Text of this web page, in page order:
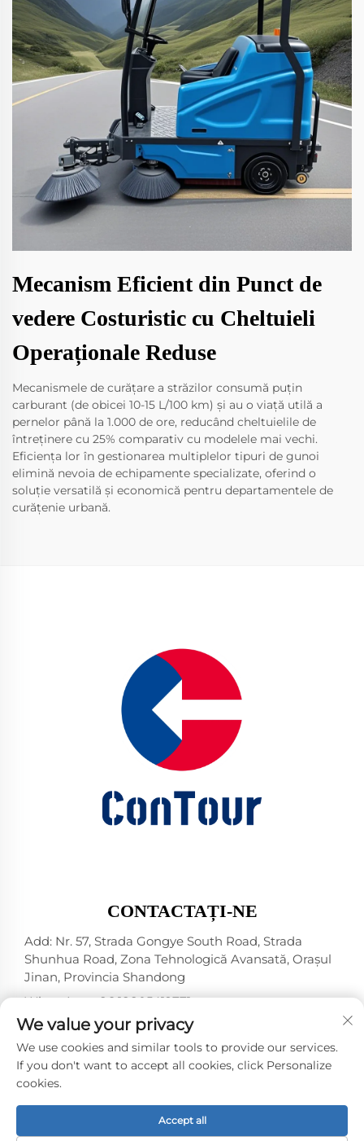
Mecanism Eficient din Punct de
vedere Costuristic cu Cheltuieli
Operaționale Reduse
Mecanismele de curățare a străzilor consumă puțin
carburant (de obicei 10-15 L/100 km) și au o viață utilă a
pernelor până la 1.000 de ore, reducând cheltuielile de
întreținere cu 25% comparativ cu modelele mai vechi.
Eficiența lor în gestionarea multiplelor tipuri de gunoi
elimină nevoia de echipamente specializate, oferind o
soluție versatilă și economică pentru departamentele de
curățenie urbană.
CONTACTAȚI-NE
Add: Nr. 57, Strada Gongye South Road, Strada
Shunhua Road, Zona Tehnologică Avansată, Orașul
Jinan, Provincia Shandong
WhatsApp:+86 18805412771
+1（314）5989651
E-mail:[email protected]
Technology Co., Ltd -Politica de confidențialitate
We value your privacy
We use cookies and similar tools to provide our services.
If you don't want to accept all cookies, click Personalize
cookies.
Accept all